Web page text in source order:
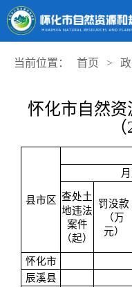
当前位置： 首页 >
怀化市自然
县市区
查处土
地违法
案件
（起）
罚没款
（万
元）
怀化市
辰溪县